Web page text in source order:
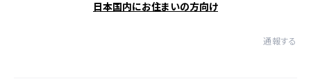
日本国内にお住まいの方向け
通報する